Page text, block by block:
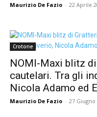
Maurizio De Fazio - 22 Aprile
Crotone
NOMI-Maxi blitz
cautelari. Tra gli
Nicola Adamo ed
Maurizio De Fazio - 27 Giugno